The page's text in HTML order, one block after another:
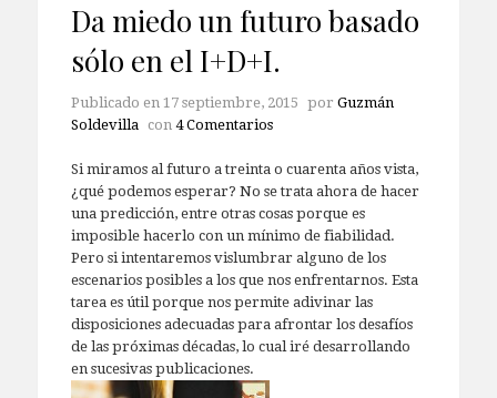
Da miedo un futuro basado
sólo en el I+D+I.
Publicado en 17 septiembre, 2015 por Guzmán
Soldevilla
con 4 Comentarios
Si miramos al futuro a treinta o cuarenta años vista,
¿qué podemos esperar? No se trata ahora de hacer
una predicción, entre otras cosas porque es
imposible hacerlo con un mínimo de fiabilidad.
Pero si intentaremos vislumbrar alguno de los
escenarios posibles a los que nos enfrentarnos. Esta
tarea es útil porque nos permite adivinar las
disposiciones adecuadas para afrontar los desafíos
de las próximas décadas, lo cual iré desarrollando
en sucesivas publicaciones.